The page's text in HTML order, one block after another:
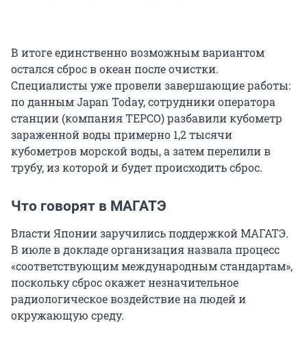
В итоге единственно возможным вариантом
остался сброс в океан после очистки.
Специалисты уже провели завершающие работы:
по данным Japan Today, сотрудники оператора
станции (компания TEPCO) разбавили кубометр
зараженной воды примерно 1,2 тысячи
кубометров морской воды, а затем перелили в
трубу, из которой и будет происходить сброс.
Что говорят в МАГАТЭ
Власти Японии заручились поддержкой МАГАТЭ.
В июле в докладе организация назвала процесс
«соответствующим международным стандартам»,
поскольку сброс окажет незначительное
радиологическое воздействие на людей и
окружающую среду.